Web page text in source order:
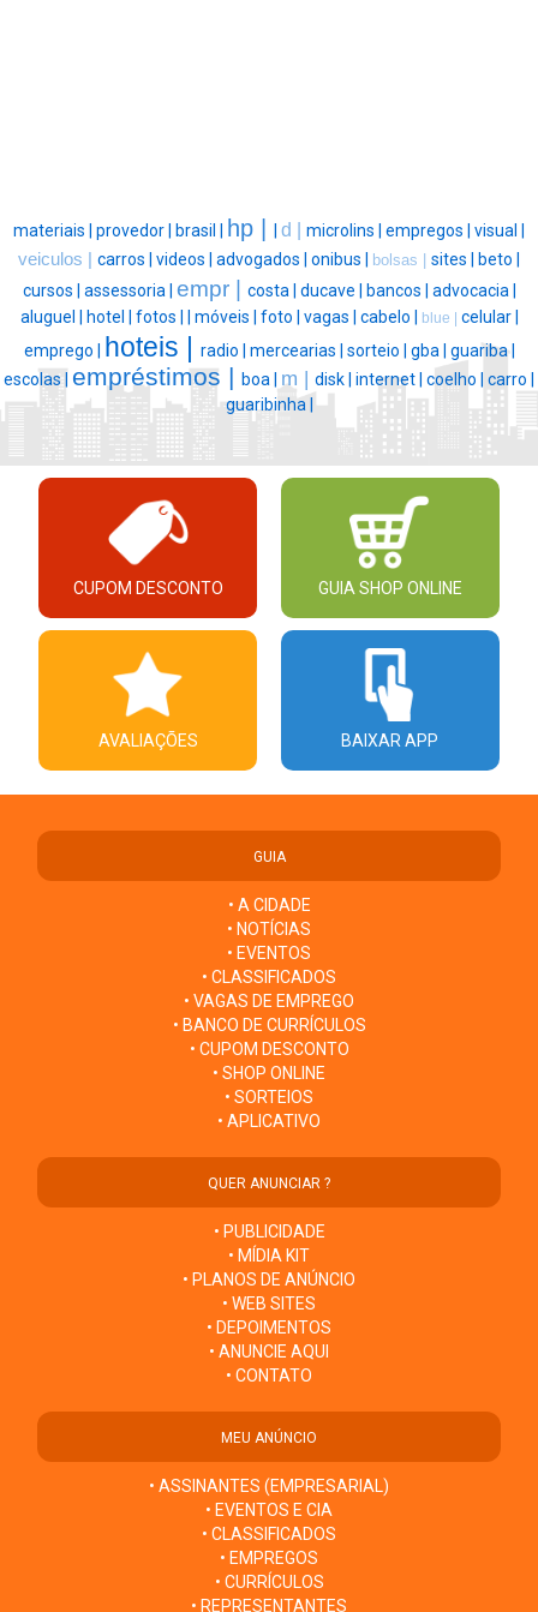
materiais | provedor | brasil | hp | | d | microlins | empregos | visual |
veiculos | carros | videos | advogados | onibus | bolsas | sites | beto |
cursos | assessoria | empr | costa | ducave | bancos | advocacia |
aluguel | hotel | fotos | | móveis | foto | vagas | cabelo | blue | celular |
emprego | hoteis | radio | mercearias | sorteio | gba | guariba |
escolas | empréstimos | boa | m | disk | internet | coelho | carro |
guaribinha |
CUPOM DESCONTO GUIA SHOP ONLINE
AVALIAÇÕES BAIXAR APP
GUIA
• A CIDADE
• NOTÍCIAS
• EVENTOS
• CLASSIFICADOS
• VAGAS DE EMPREGO
• BANCO DE CURRÍCULOS
• CUPOM DESCONTO
• SHOP ONLINE
• SORTEIOS
• APLICATIVO
QUER ANUNCIAR ?
• PUBLICIDADE
• MÍDIA KIT
• PLANOS DE ANÚNCIO
• WEB SITES
• DEPOIMENTOS
• ANUNCIE AQUI
• CONTATO
MEU ANÚNCIO
• ASSINANTES (EMPRESARIAL)
• EVENTOS E CIA
• CLASSIFICADOS
• EMPREGOS
• CURRÍCULOS
• REPRESENTANTES